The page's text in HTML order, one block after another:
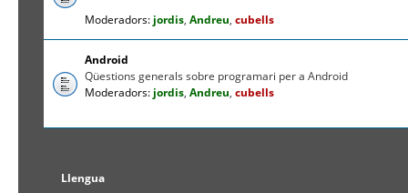
Moderadors: jordis,Andreu,cubells
Android
Qüestions generals sobre programari per a Android
Moderadors: jordis,Andreu,cubells
Llengua